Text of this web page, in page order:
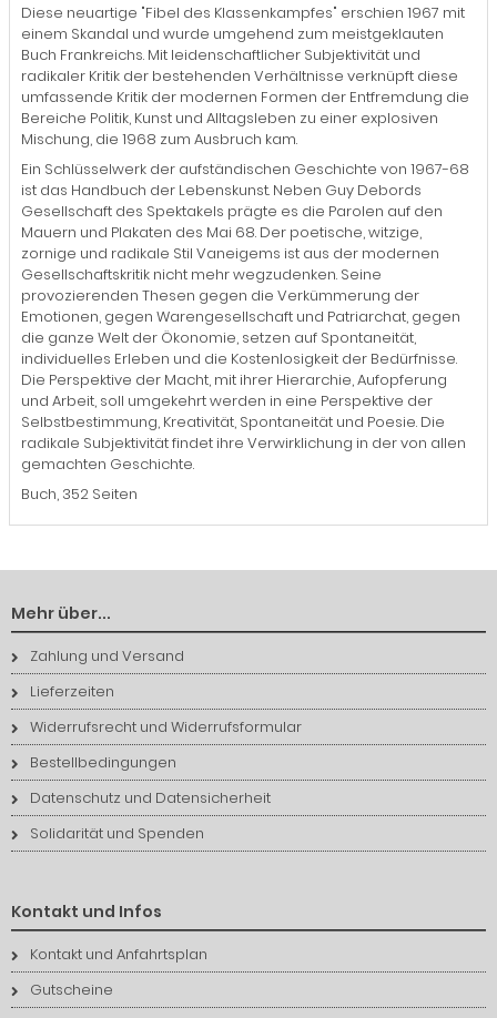
Diese neuartige "Fibel des Klassenkampfes" erschien 1967 mit
einem Skandal und wurde umgehend zum meistgeklauten
Buch Frankreichs. Mit leidenschaftlicher Subjektivität und
radikaler Kritik der bestehenden Verhältnisse verknüpft diese
umfassende Kritik der modernen Formen der Entfremdung die
Bereiche Politik, Kunst und Alltagsleben zu einer explosiven
Mischung, die 1968 zum Ausbruch kam.
Ein Schlüsselwerk der aufständischen Geschichte von 1967-68
ist das Handbuch der Lebenskunst. Neben Guy Debords
Gesellschaft des Spektakels prägte es die Parolen auf den
Mauern und Plakaten des Mai 68. Der poetische, witzige,
zornige und radikale Stil Vaneigems ist aus der modernen
Gesellschaftskritik nicht mehr wegzudenken. Seine
provozierenden Thesen gegen die Verkümmerung der
Emotionen, gegen Warengesellschaft und Patriarchat, gegen
die ganze Welt der Ökonomie, setzen auf Spontaneität,
individuelles Erleben und die Kostenlosigkeit der Bedürfnisse.
Die Perspektive der Macht, mit ihrer Hierarchie, Aufopferung
und Arbeit, soll umgekehrt werden in eine Perspektive der
Selbstbestimmung, Kreativität, Spontaneität und Poesie. Die
radikale Subjektivität findet ihre Verwirklichung in der von allen
gemachten Geschichte.
Buch, 352 Seiten
Mehr über...
Zahlung und Versand
Lieferzeiten
Widerrufsrecht und Widerrufsformular
Bestellbedingungen
Datenschutz und Datensicherheit
Solidarität und Spenden
Kontakt und Infos
Kontakt und Anfahrtsplan
Gutscheine